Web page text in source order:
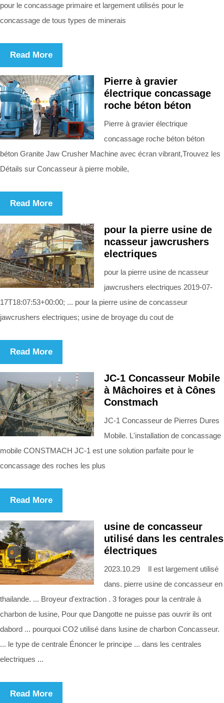
pour le concassage primaire et largement utilisés pour le
concassage de tous types de minerais
Read More
Pierre à gravier
électrique concassage
roche béton béton
Pierre à gravier électrique
concassage roche béton béton
béton Granite Jaw Crusher Machine avec écran vibrant,Trouvez les
Détails sur Concasseur à pierre mobile,
Read More
pour la pierre usine de
ncasseur jawcrushers
electriques
pour la pierre usine de ncasseur
jawcrushers electriques 2019-07-
17T18:07:53+00:00; ... pour la pierre usine de concasseur
jawcrushers electriques; usine de broyage du cout de
Read More
JC-1 Concasseur Mobile
à Mâchoires et à Cônes
Constmach
JC-1 Concasseur de Pierres Dures
Mobile. L'installation de concassage
mobile CONSTMACH JC-1 est une solution parfaite pour le
concassage des roches les plus
Read More
usine de concasseur
utilisé dans les centrales
électriques
2023.10.29 Il est largement utilisé
dans. pierre usine de concasseur en
thailande. ... Broyeur d'extraction . 3 forages pour la centrale à
charbon de lusine, Pour que Dangotte ne puisse pas ouvrir ils ont
dabord ... pourquoi CO2 utilisé dans lusine de charbon Concasseur.
... le type de centrale Énoncer le principe ... dans les centrales
electriques ...
Read More